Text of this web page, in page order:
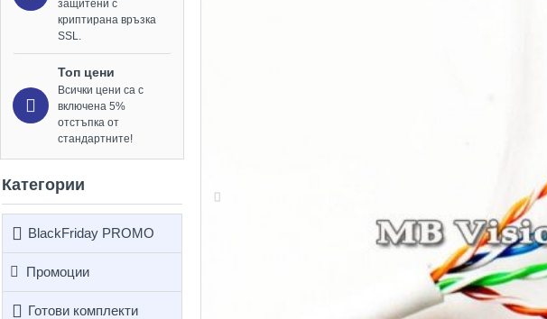
защитени с
криптирана връзка
SSL.
Топ цени
Всички цени са с
включена 5%
отстъпка от
стандартните!
Категории
BlackFriday PROMO
Промоции
Готови комплекти